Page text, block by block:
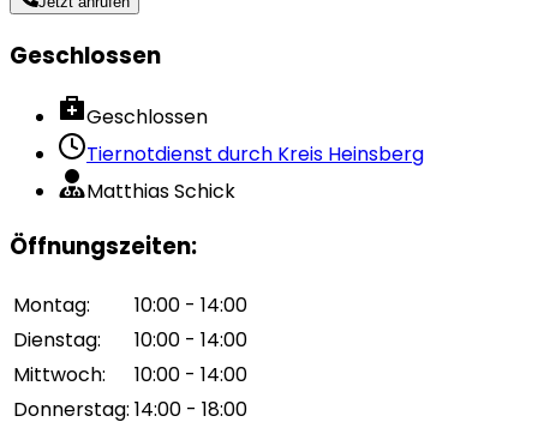
Geschlossen
Geschlossen
Tiernotdienst durch Kreis Heinsberg
Matthias Schick
Öffnungszeiten:
Montag:
10:00 - 14:00
Dienstag:
10:00 - 14:00
Mittwoch:
10:00 - 14:00
Donnerstag: 14:00 - 18:00